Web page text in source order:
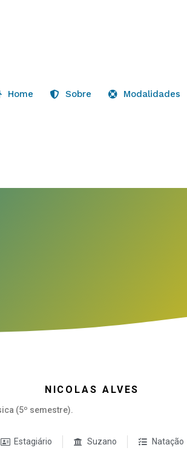
Home Sobre Modalidades
NICOLAS ALVES
(5º semestre).
Estagiário Suzano Natação